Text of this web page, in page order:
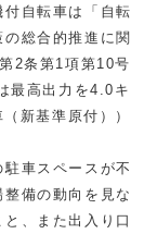
自転車は「自転
総合的推進に関
2条第1項第10号
最高出力を4.0キ
新基準原付））
車スペースが不
備の動向を見な
、また出入り口